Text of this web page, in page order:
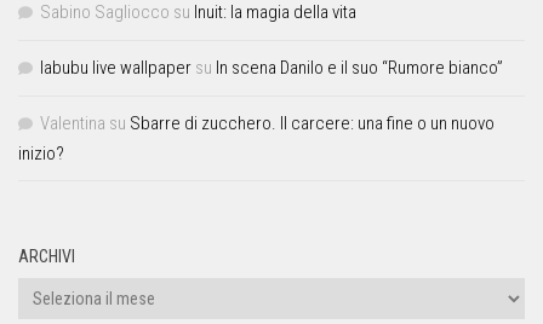
Sabino Sagliocco su Inuit: la magia della vita
labubu live wallpaper su In scena Danilo e il suo “Rumore bianco”
Valentina su Sbarre di zucchero. Il carcere: una fine o un nuovo
inizio?
ARCHIVI